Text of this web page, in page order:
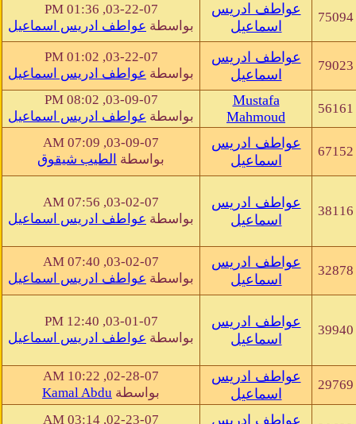
75094
عواطف ادريس
اسماعيل
03-22-07, 01:36 PM
بواسطة عواطف ادريس اسماعيل
79023
عواطف ادريس
اسماعيل
03-22-07, 01:02 PM
بواسطة عواطف ادريس اسماعيل
56161
Mustafa
Mahmoud
03-09-07, 08:02 PM
بواسطة عواطف ادريس اسماعيل
67152
عواطف ادريس
اسماعيل
03-09-07, 07:09 AM
بواسطة الطيب شيقوق
38116
عواطف ادريس
اسماعيل
03-02-07, 07:56 AM
بواسطة عواطف ادريس اسماعيل
32878
عواطف ادريس
اسماعيل
03-02-07, 07:40 AM
بواسطة عواطف ادريس اسماعيل
39940
عواطف ادريس
اسماعيل
03-01-07, 12:40 PM
بواسطة عواطف ادريس اسماعيل
29769
عواطف ادريس
اسماعيل
02-28-07, 10:22 AM
بواسطة Kamal Abdu
عواطف ادريس
02-23-07, 03:14 AM